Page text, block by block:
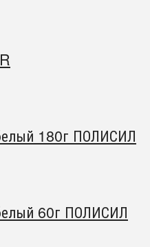
180г ПОЛИСИЛ
60г ПОЛИСИЛ